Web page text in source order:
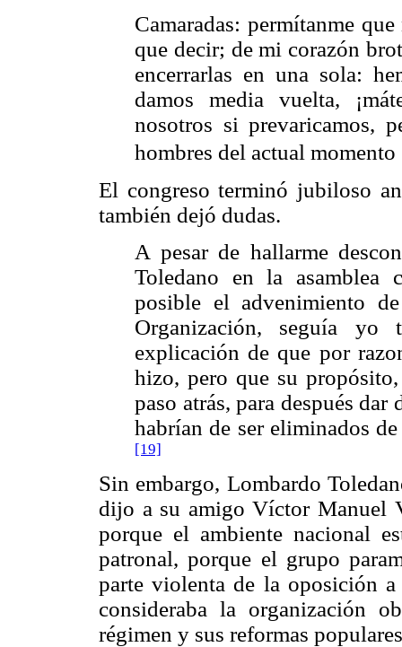
Camaradas: permítanme
que decir; de mi corazón
encerrarlas en una sola:
damos media vuelta,
nosotros si prevaricamos,
hombres del actual momento
El congreso terminó jubiloso
también dejó dudas.
A pesar de hallarme
Toledano en la
posible el advenimiento
Organización, seguía
explicación de que por
hizo, pero que su
paso atrás, para después
habrían de ser eliminados
[19]
Sin embargo, Lombardo
dijo a su amigo Víctor Manuel
porque el ambiente nacional
patronal, porque el grupo
parte violenta de la oposición
consideraba la organización
régimen y sus reformas